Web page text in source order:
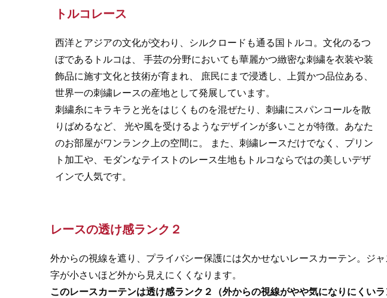
トルコレース
西洋とアジアの文化が交わり、シルクロードも通る国トルコ。文化のるつ
ぼであるトルコは、 手芸の分野においても華麗かつ緻密な刺繍を衣装や装
飾品に施す文化と技術が育まれ、 庶民にまで浸透し、上質かつ品位ある、
世界一の刺繍レースの産地として発展しています。
刺繍糸にキラキラと光をはじくものを混ぜたり、刺繍にスパンコールを散
りばめるなど、 光や風を受けるようなデザインが多いことが特徴。あなた
のお部屋がワンランク上の空間に。 また、刺繍レースだけでなく、プリン
ト加工や、モダンなテイストのレース生地もトルコならではの美しいデザ
インで人気です。
レースの透け感ランク２
外からの視線を遮り、プライバシー保護には欠かせないレースカーテン。ジ
字が小さいほど外から見えにくくなります。
このレースカーテンは透け感ランク２（外からの視線がやや気になりにくいラ